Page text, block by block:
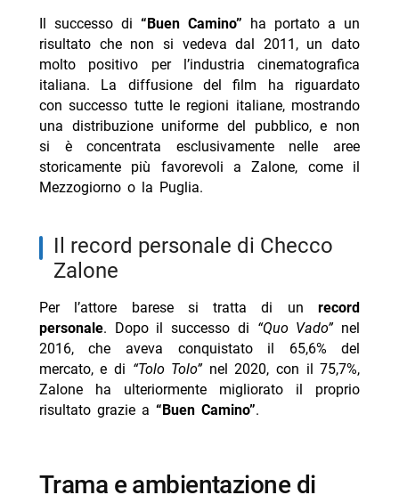
Il successo di “Buen Camino” ha portato a un
risultato che non si vedeva dal 2011, un dato
molto positivo per l’industria cinematografica
italiana. La diffusione del film ha riguardato
con successo tutte le regioni italiane, mostrando
una distribuzione uniforme del pubblico, e non
si è concentrata esclusivamente nelle aree
storicamente più favorevoli a Zalone, come il
Mezzogiorno o la Puglia.
il record personale di Checco
Zalone
Per l’attore barese si tratta di unrecord
personale. Dopo il successo di “Quo Vado”nel
2016, che aveva conquistato il 65,6% del
mercato, e di “Tolo Tolo”nel 2020, con il 75,7%,
Zalone ha ulteriormente migliorato il proprio
risultato grazie a “Buen Camino”.
trama e ambientazione di